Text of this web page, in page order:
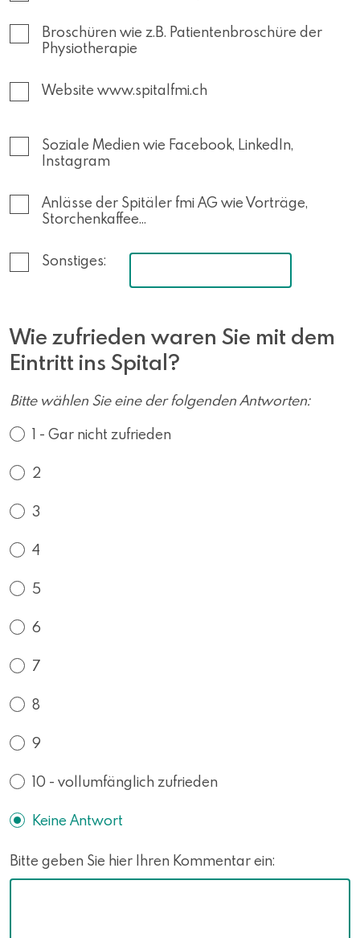
Broschüren wie z.B. Patientenbroschüre der
Physiotherapie
Website www.spitalfmi.ch
Soziale Medien wie Facebook, LinkedIn,
Instagram
Anlässe der Spitäler fmi AG wie Vorträge,
Storchenkaffee…
Sonstiges:
Wie zufrieden waren Sie mit dem
Eintritt ins Spital?
Bitte wählen Sie eine der folgenden Antworten:
1 - Gar nicht zufrieden
2
3
4
5
6
7
8
9
10 - vollumfänglich zufrieden
Keine Antwort
Bitte geben Sie hier Ihren Kommentar ein: